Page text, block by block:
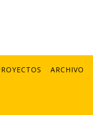
ARCHIVO